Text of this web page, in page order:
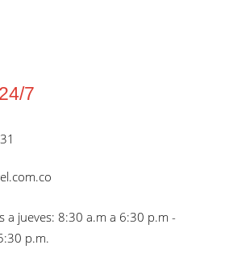
7
a jueves: 8:30 a.m a 6:30 p.m -
p.m.